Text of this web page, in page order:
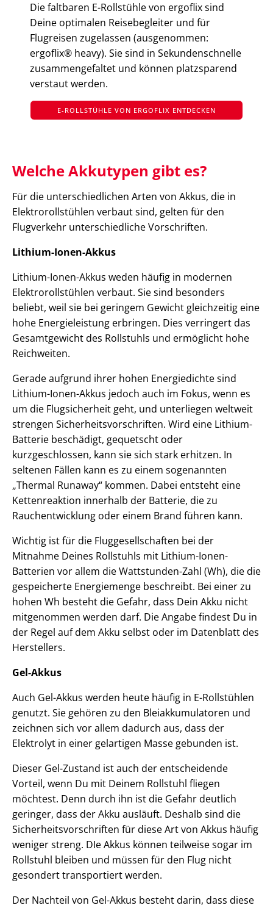
Die faltbaren E-Rollstühle von ergoflix sind
Deine optimalen Reisebegleiter und für
Flugreisen zugelassen (ausgenommen:
ergoflix® heavy). Sie sind in Sekundenschnelle
zusammengefaltet und können platzsparend
verstaut werden.
E-ROLLSTÜHLE VON ERGOFLIX ENTDECKEN
Welche Akkutypen gibt es?
Für die unterschiedlichen Arten von Akkus, die in
Elektrorollstühlen verbaut sind, gelten für den
Flugverkehr unterschiedliche Vorschriften.
Lithium-Ionen-Akkus
Lithium-Ionen-Akkus weden häufig in modernen
Elektrorollstühlen verbaut. Sie sind besonders
beliebt, weil sie bei geringem Gewicht gleichzeitig eine
hohe Energieleistung erbringen. Dies verringert das
Gesamtgewicht des Rollstuhls und ermöglicht hohe
Reichweiten.
Gerade aufgrund ihrer hohen Energiedichte sind
Lithium-Ionen-Akkus jedoch auch im Fokus, wenn es
um die Flugsicherheit geht, und unterliegen weltweit
strengen Sicherheitsvorschriften. Wird eine Lithium-
Batterie beschädigt, gequetscht oder
kurzgeschlossen, kann sie sich stark erhitzen. In
seltenen Fällen kann es zu einem sogenannten
„Thermal Runaway“ kommen. Dabei entsteht eine
Kettenreaktion innerhalb der Batterie, die zu
Rauchentwicklung oder einem Brand führen kann.
Wichtig ist für die Fluggesellschaften bei der
Mitnahme Deines Rollstuhls mit Lithium-Ionen-
Batterien vor allem die Wattstunden-Zahl (Wh), die die
gespeicherte Energiemenge beschreibt. Bei einer zu
hohen Wh besteht die Gefahr, dass Dein Akku nicht
mitgenommen werden darf. Die Angabe findest Du in
der Regel auf dem Akku selbst oder im Datenblatt des
Herstellers.
Gel-Akkus
Auch Gel-Akkus werden heute häufig in E-Rollstühlen
genutzt. Sie gehören zu den Bleiakkumulatoren und
zeichnen sich vor allem dadurch aus, dass der
Elektrolyt in einer gelartigen Masse gebunden ist.
Dieser Gel-Zustand ist auch der entscheidende
Vorteil, wenn Du mit Deinem Rollstuhl fliegen
möchtest. Denn durch ihn ist die Gefahr deutlich
geringer, dass der Akku ausläuft. Deshalb sind die
Sicherheitsvorschriften für diese Art von Akkus häufig
weniger streng. DIe Akkus können teilweise sogar im
Rollstuhl bleiben und müssen für den Flug nicht
gesondert transportiert werden.
Der Nachteil von Gel-Akkus besteht darin, dass diese